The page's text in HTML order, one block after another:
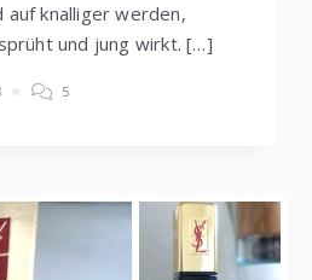
knalliger werden,
und jung wirkt. […]
5